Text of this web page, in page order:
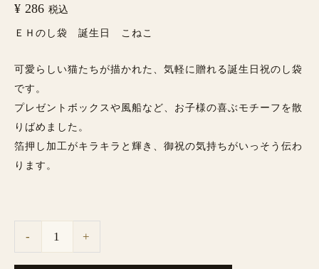
¥ 286 税込
ＥＨのし袋 誕生日 こねこ
可愛らしい猫たちが描かれた、気軽に贈れる誕生日祝のし袋
です。
プレゼントボックスや風船など、お子様の喜ぶモチーフを散
りばめました。
箔押し加工がキラキラと輝き、御祝の気持ちがいっそう伝わ
ります。
- +